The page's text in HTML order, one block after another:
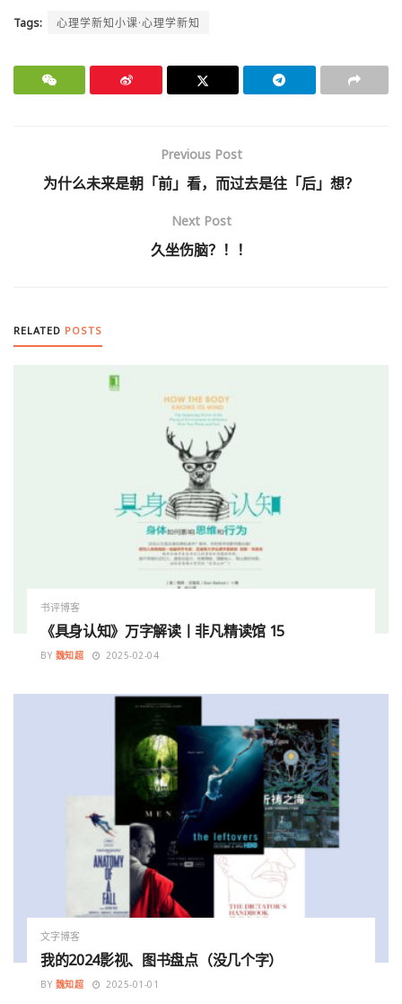
Tags: 心理学新知小课·心理学新知
Previous Post
为什么未来是朝「前」看，而过去是往「后」想？
Next Post
久坐伤脑？！！
RELATED POSTS
书评博客
《具身认知》万字解读丨非凡精读馆 15
BY 魏知超 2025-02-04
文字博客
我的2024影视、图书盘点（没几个字）
BY 魏知超 2025-01-01